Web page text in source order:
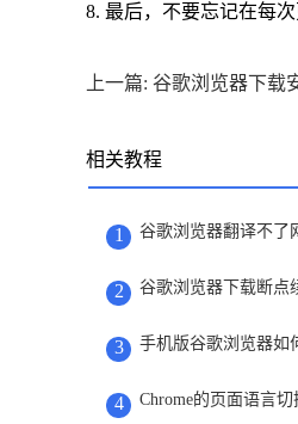
8. 最后，不要忘记在每
相关教程
1 谷歌浏览器翻译不了
2 谷歌浏览器下载断点
3 手机版谷歌浏览器如
4 Chrome的页面语言